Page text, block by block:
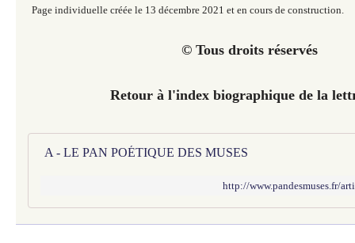
Page individuelle créée le 13 décembre 2021 et en cours de construction.
© Tous droits réservés
Retour à l'index biographique de la
A - LE PAN POÉTIQUE DES MUSES
http://www.pandesmuses.fr/